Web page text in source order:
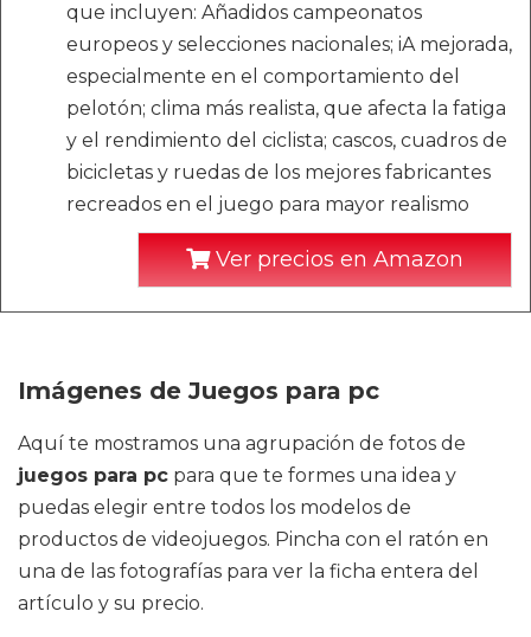
que incluyen: Añadidos campeonatos
europeos y selecciones nacionales; iA mejorada,
especialmente en el comportamiento del
pelotón; clima más realista, que afecta la fatiga
y el rendimiento del ciclista; cascos, cuadros de
bicicletas y ruedas de los mejores fabricantes
recreados en el juego para mayor realismo
Ver precios en Amazon
Imágenes de Juegos para pc
Aquí te mostramos una agrupación de fotos de
juegos para pc para que te formes una idea y
puedas elegir entre todos los modelos de
productos de videojuegos. Pincha con el ratón en
una de las fotografías para ver la ficha entera del
artículo y su precio.